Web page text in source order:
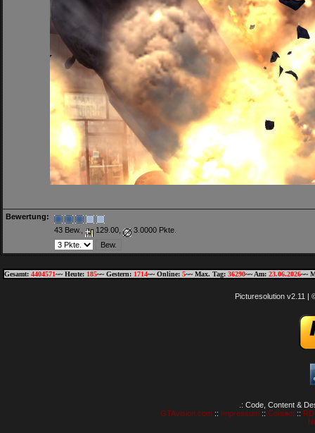
Bewertung:
43 Bew.,
129.00, 3.0000 Pkte.
Gesamt: 4404571~~ Heute: 185~~ Gestern: 1714~~ Online: 5~~ Max. Tag: 36290~~ Am: 23.06.2026~~
Picturesolution v2.11 |
.: Code, Content &
GTAvision.com:: Impressum:: Contact::